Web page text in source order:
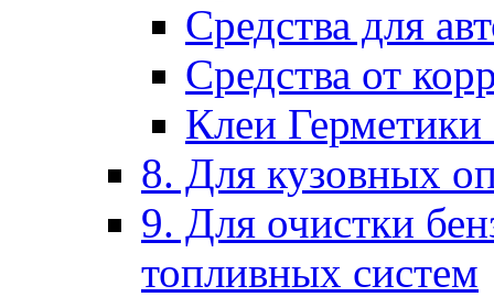
Средства для
Средства от
Клеи
8. Для кузовных
9. Для очистки
топливных систем